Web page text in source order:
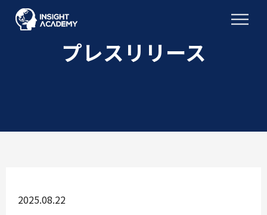
プレスリリース
2025.08.22